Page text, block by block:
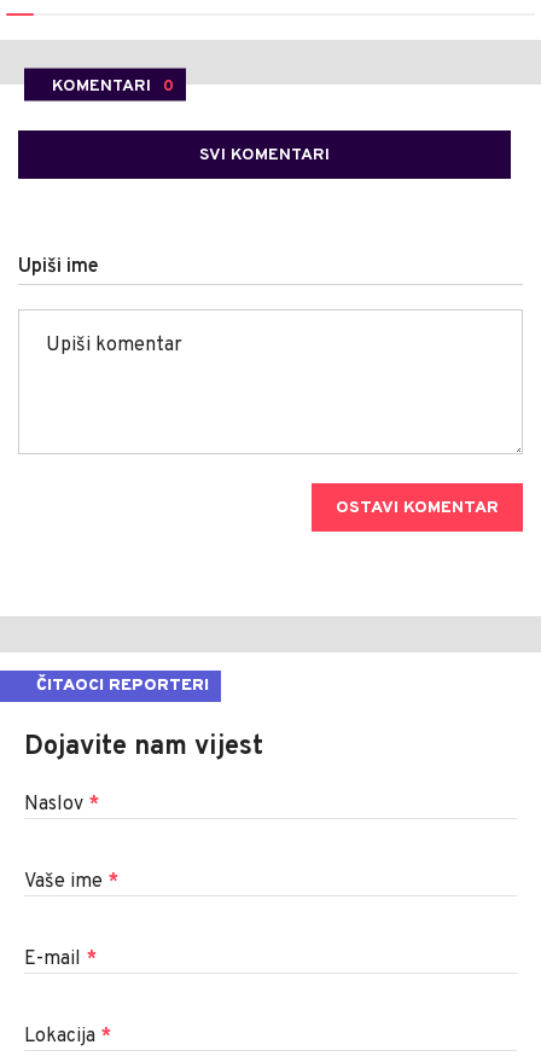
KOMENTARI 0
SVI KOMENTARI
Upiši ime
OSTAVI KOMENTAR
ČITAOCI REPORTERI
Dojavite nam vijest
Naslov *
Vaše ime *
E-mail *
Lokacija *